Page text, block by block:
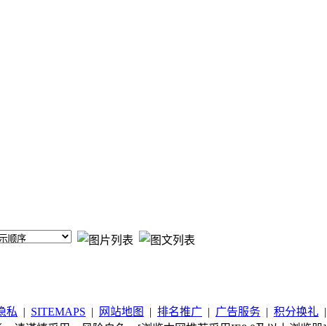
私 | SITEMAPS | 网站地图 | 排名推广 | 广告服务 | 积分换礼 |